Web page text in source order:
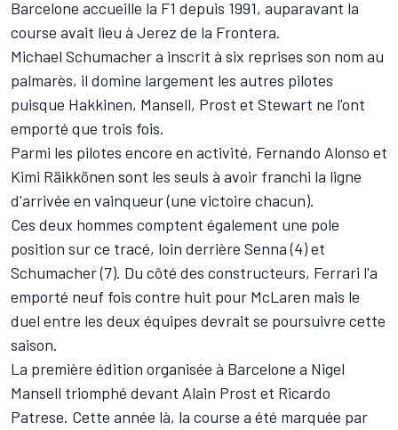
Barcelone accueille la F1 depuis 1991, auparavant la
course avait lieu à Jerez de la Frontera.
Michael Schumacher a inscrit à six reprises son nom au
palmarès, il domine largement les autres pilotes
puisque Hakkinen, Mansell, Prost et Stewart ne l'ont
emporté que trois fois.
Parmi les pilotes encore en activité, Fernando Alonso et
Kimi Räikkönen sont les seuls à avoir franchi la ligne
d'arrivée en vainqueur (une victoire chacun).
Ces deux hommes comptent également une pole
position sur ce tracé, loin derrière Senna (4) et
Schumacher (7). Du côté des constructeurs, Ferrari l'a
emporté neuf fois contre huit pour McLaren mais le
duel entre les deux équipes devrait se poursuivre cette
saison.
La première édition organisée à Barcelone a Nigel
Mansell triomphé devant Alain Prost et Ricardo
Patrese. Cette année là, la course a été marquée par